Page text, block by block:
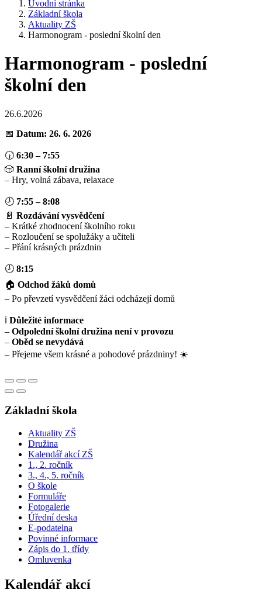
Úvodní stránka
Základní škola
Aktuality ZŠ
Harmonogram - poslední školní den
Harmonogram - poslední
školní den
26.6.2026
📅 Datum: 26. 6. 2026
🕡 6:30 – 7:55
🎲 Ranní školní družina
– Hry, volná zábava, relaxace
🕗 7:55 – 8:08
📄 Rozdávání vysvědčení
– Krátké zhodnocení školního roku
– Rozloučení se spolužáky a učiteli
– Přání krásných prázdnin
🕗 8:15
🏠 Odchod žáků domů
– Po převzetí vysvědčení žáci odcházejí domů
ℹ️ Důležité informace
– Odpolední školní družina není v provozu
– Oběd se nevydává
– Přejeme všem krásné a pohodové prázdniny! ☀️
Základní škola
Aktuality ZŠ
Družina
Kalendář akcí ZŠ
1., 2. ročník
3., 4., 5. ročník
O škole
Formuláře
Fotogalerie
Úřední deska
E-podatelna
Povinné informace
Zápis do 1. třídy
Omluvenka
Kalendář akcí